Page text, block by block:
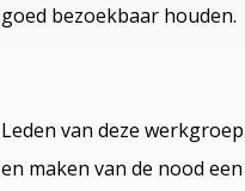
goed bezoekbaar houden.
Leden van deze
en maken van de nood